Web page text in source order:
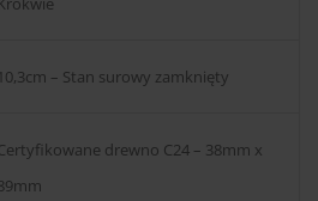
10,3cm – Stan surowy zamknięty
drewno C24 – 38mm x